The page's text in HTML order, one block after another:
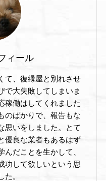
ィール
て、復縁屋と別れさせ
で大失敗してしまいま
稼働はしてくれました
のばかりで、報告もな
思いをしました。とて
優良な業者もあるはず
だことを生かして、
功して欲しいという思
。